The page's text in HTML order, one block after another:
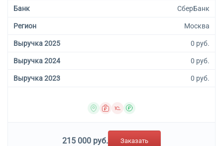
Банк СберБанк
Регион Москва
Выручка 2025 0 руб.
Выручка 2024 0 руб.
Выручка 2023 0 руб.
215 000 руб. Заказать